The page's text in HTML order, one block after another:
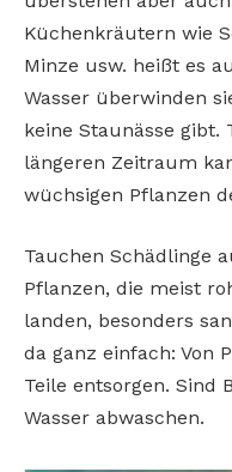
Küchenkräutern wie
Minze usw. heißt es
Wasser überwinden
keine Staunässe gibt.
längeren Zeitraum
wüchsigen Pflanzen
Tauchen Schädlinge
Pflanzen, die meist
landen, besonders
da ganz einfach: Von
Teile entsorgen. Sind
Wasser abwaschen.